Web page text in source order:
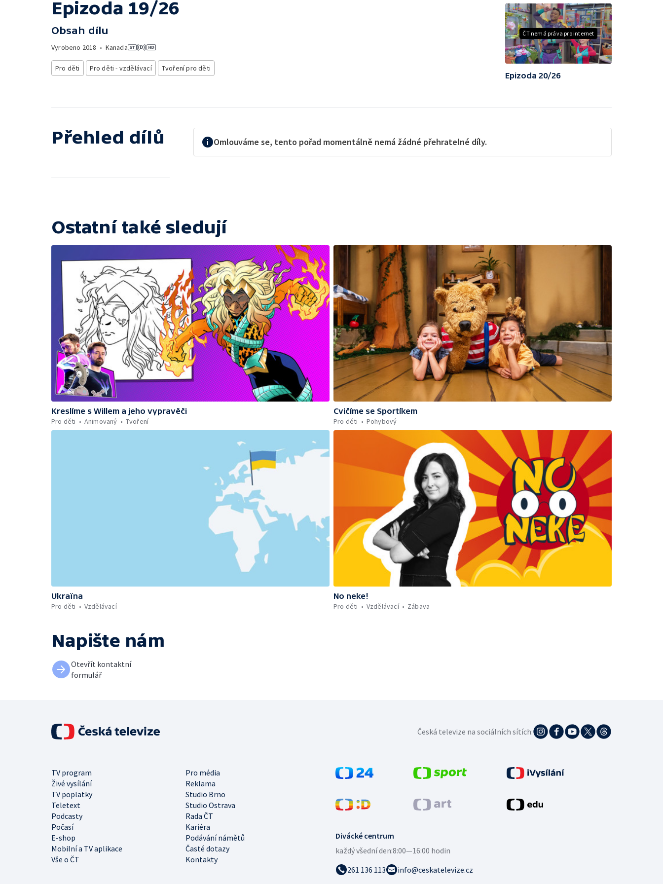
Epizoda 19/26
Obsah dílu
Vyrobeno 2018 • Kanada
Pro děti Pro děti - vzdělávací Tvoření pro děti
ČT nemá práva pro internet
Epizoda 20/26
Přehled dílů Omlouváme se, tento pořad momentálně nemá žádné přehratelné díly.
Ostatní také sledují
Kreslíme s Willem a jeho vypravěči
Pro děti
Animovaný Tvoření
Cvičíme se Sportíkem
Pro děti
Pohybový
Ukraïna
Pro děti
Vzdělávací
No neke!
Pro děti
Vzdělávací Zábava
Napište nám
Otevřít kontaktní
formulář
Divácké centrum
každý všední den:8:00—16:00 hodin
261 136 113
info@ceskatelevize.cz
TV program
Pro média
Živé vysílání
Reklama
TV poplatky
Studio Brno
Teletext
Studio Ostrava
Podcasty
Rada ČT
Počasí
Kariéra
E-shop
Podávání námětů
Mobilní a TV aplikace
Časté dotazy
Vše o ČT
Kontakty
Česká televize na sociálních sítích: